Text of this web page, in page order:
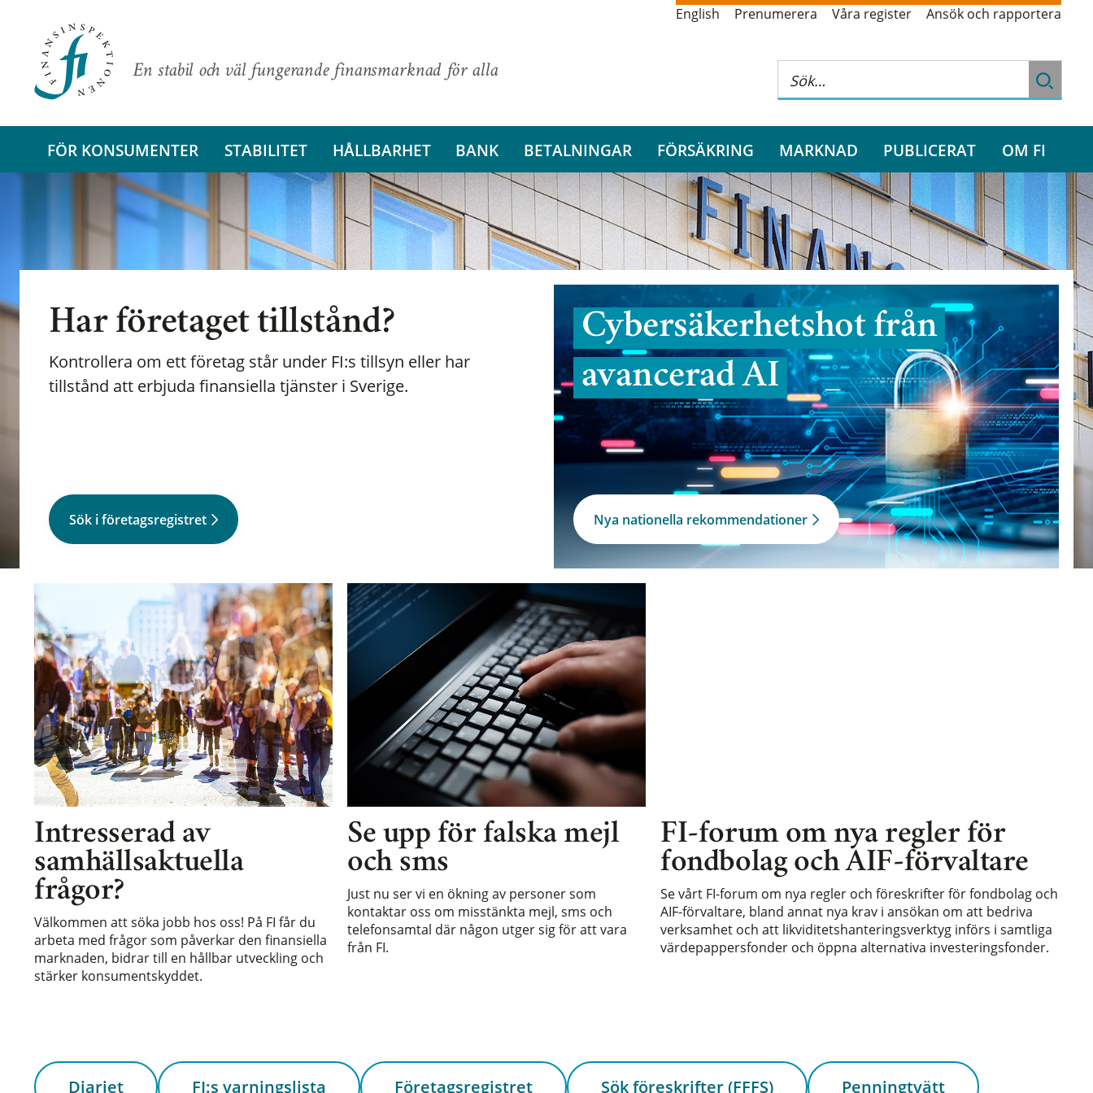
En stabil och väl fungerande finansmarknad för alla
English Prenumerera Våra register Ansök och rapportera
FÖR KONSUMENTER STABILITET HÅLLBARHET BANK BETALNINGAR FÖRSÄKRING MARKNAD PUBLICERAT OM FI
Har företaget tillstånd?
Kontrollera om ett företag står under FI:s tillsyn eller har
tillstånd att erbjuda finansiella tjänster i Sverige.
Sök i företagsregistret
Cybersäkerhetshot från
avancerad AI
Nya nationella rekommendationer
Intresserad av
samhällsaktuella
frågor?
Välkommen att söka jobb hos oss! På FI får du
arbeta med frågor som påverkar den finansiella
marknaden, bidrar till en hållbar utveckling och
stärker konsumentskyddet.
Se upp för falska mejl
och sms
Just nu ser vi en ökning av personer som
kontaktar oss om misstänkta mejl, sms och
telefonsamtal där någon utger sig för att vara
från FI.
FI-forum om nya regler för
fondbolag och AIF-förvaltare
Se vårt FI-forum om nya regler och föreskrifter för fondbolag och
AIF-förvaltare, bland annat nya krav i ansökan om att bedriva
verksamhet och att likviditetshanteringsverktyg införs i samtliga
värdepappersfonder och öppna alternativa investeringsfonder.
Diariet FI:s varningslista Företagsregistret Sök föreskrifter (FFFS) Penningtvätt